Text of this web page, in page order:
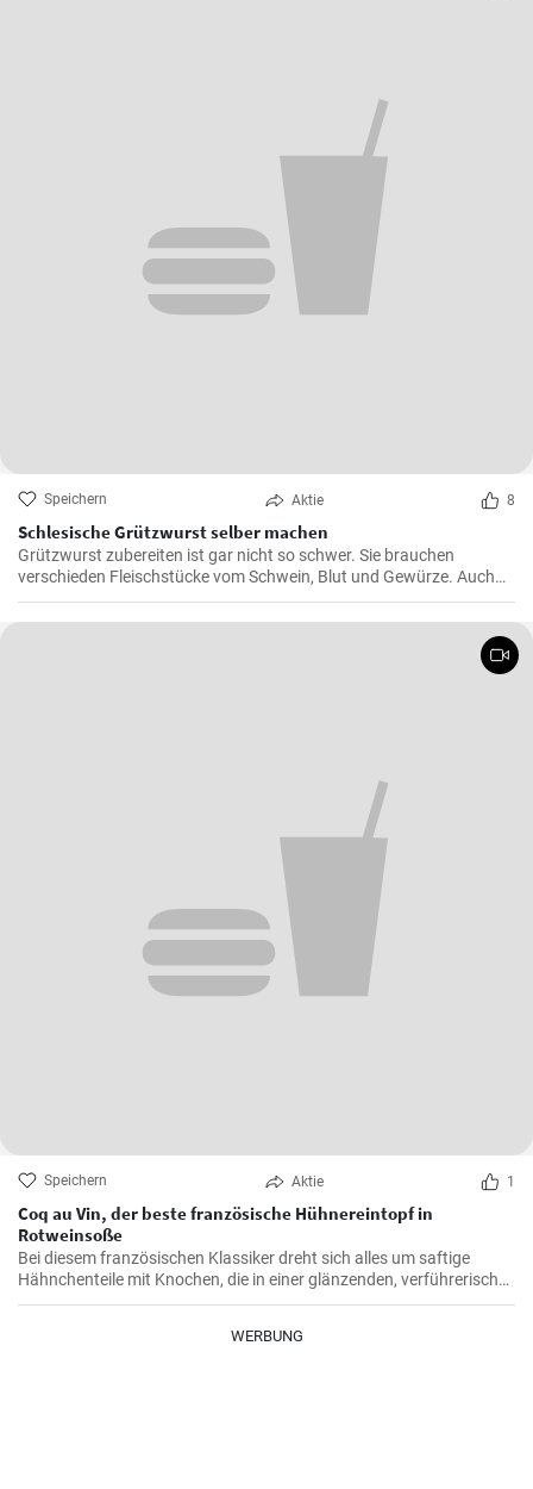
Speichern Aktie 8
Schlesische Grützwurst selber machen
Grützwurst zubereiten ist gar nicht so schwer. Sie brauchen
verschieden Fleischstücke vom Schwein, Blut und Gewürze. Auch
das klassische DDR Gericht Tote Oma wird mit Grützwurst
zubereitet. Die Grütze (aus Getreide) bindet die Wurst .
Speichern Aktie 1
Coq au Vin, der beste französische Hühnereintopf in
Rotweinsoße
Bei diesem französischen Klassiker dreht sich alles um saftige
Hähnchenteile mit Knochen, die in einer glänzenden, verführerisch
dunklen und reichhaltigen Rotweinsauce geschmort werden.
WERBUNG